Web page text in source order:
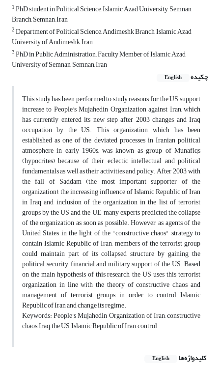
1PhD student in Political Science, Islamic Azad University, Semnan
Branch, Semnan, Iran
2Department of Political Science, Andimeshk Branch, Islamic Azad
University of Andimeshk, Iran
3PhD in Public Administration,, Faculty Member of Islamic Azad
University of Semnan, Semnan, Iran
چکیده
English
This study has been performed to study reasons for the US support
increase to People’s Mujahedin Organization against Iran, which
has currently entered its new step after 2003 changes and Iraq
occupation by the US. This organization, which has been
established as one of the deviated processes in Iranian political
atmosphere in early 1960s, was known as group of Munafiqs
(hypocrites) because of their eclectic intellectual and political
fundamentals as well as their activities and policy. After 2003, with
the fall of Saddam (the most important supporter of the
organization), the increasing influence of Islamic Republic of Iran
in Iraq and inclusion of the organization in the list of terrorist
groups by the US and the UE, many experts predicted the collapse
of the organization as soon as possible. However, as agents of the
United States in the light of the "constructive chaos" strategy to
contain Islamic Republic of Iran, members of the terrorist group
could maintain part of its collapsed structure by gaining the
political, security, financial and military support of the US. Based
on the main hypothesis of this research, the US uses this terrorist
organization in line with the theory of constructive chaos and
management of terrorist groups in order to control Islamic
Republic of Iran and change its regime.
Keywords: People’s Mujahedin Organization of Iran, constructive
chaos, Iraq, the US, Islamic Republic of Iran, control
کلیدواژه‌ها English